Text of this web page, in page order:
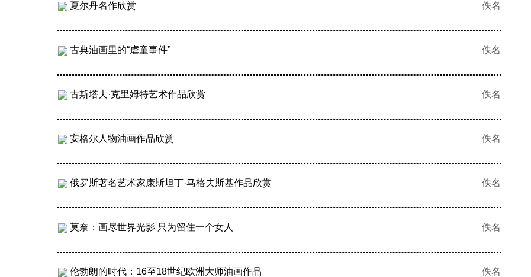
夏尔丹名作欣赏 佚名
古典油画里的“虐童事件” 佚名
古斯塔夫·克里姆特艺术作品欣赏 佚名
安格尔人物油画作品欣赏 佚名
俄罗斯著名艺术家康斯坦丁·马格夫斯基作品欣赏 佚名
莫奈：画尽世界光影 只为留住一个女人 佚名
伦勃朗的时代：16至18世纪欧洲大师油画作品 佚名